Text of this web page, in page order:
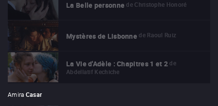
La Belle personne de Christophe Honoré
Mystères de Lisbonne de Raoul Ruiz
La Vie d'Adèle : Chapitres 1 et 2 de
Abdellatif Kechiche
Amira Casar